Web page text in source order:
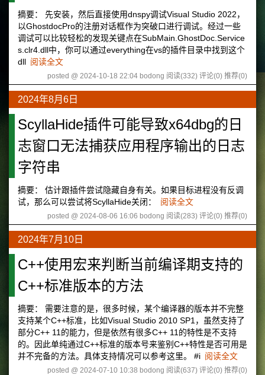
摘要： 先安装，然后直接使用dnspy调试Visual Studio 2022，
以GhostdocPro的注册对话框作为突破口进行调试。经过一些
调试可以比较轻松的发现关键点在SubMain.GhostDoc.Service
s.clr4.dll中，你可以通过everything在vs的插件目录中找到这个
dll 阅读全文
posted @ 2024-10-18 22:04 bodong 阅读(332) 评论(0) 推荐(0)
2024年8月6日
ScyllaHide插件可能导致x64dbg的日
志窗口无法捕获应用程序输出的日志
字符串
摘要： 估计跟插件尝试隐藏自身有关。如果目标进程没有反调
试，那么可以尝试将ScyllaHide关闭：
阅读全文
posted @ 2024-08-06 16:06 bodong 阅读(283) 评论(0) 推荐(0)
2024年7月10日
C++使用宏来判断当前编译期支持的
C++标准版本的方法
摘要： 需要注意的是，很多时候，某个编译器的版本并不完整
支持某个C++标准，比如Visual Studio 2010 SP1，虽然支持了
部分C++ 11的能力，但是依然有很多C++ 11的特性是不支持
的。因此单纯通过C++标准的版本号来鉴别C++特性是否可用是
并不完备的方法。具体支持情况可以参考这里。 #i 阅读全文
posted @ 2024-07-10 10:38 bodong 阅读(637) 评论(0) 推荐(0)